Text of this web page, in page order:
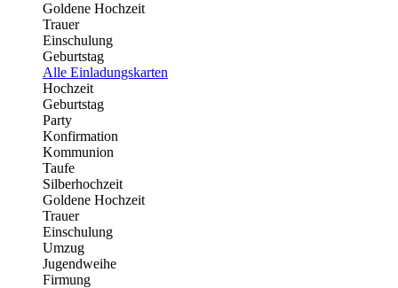
Goldene Hochzeit
Trauer
Einschulung
Geburtstag
Alle Einladungskarten
Hochzeit
Geburtstag
Party
Konfirmation
Kommunion
Taufe
Silberhochzeit
Goldene Hochzeit
Trauer
Einschulung
Umzug
Jugendweihe
Firmung